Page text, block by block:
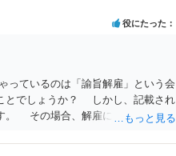
役にたった
っているのは「諭旨解雇」という会
とでしょうか？ しかし、記載され
。 その場合、解雇には客観的で合
体的に検討しなければ、何とも申